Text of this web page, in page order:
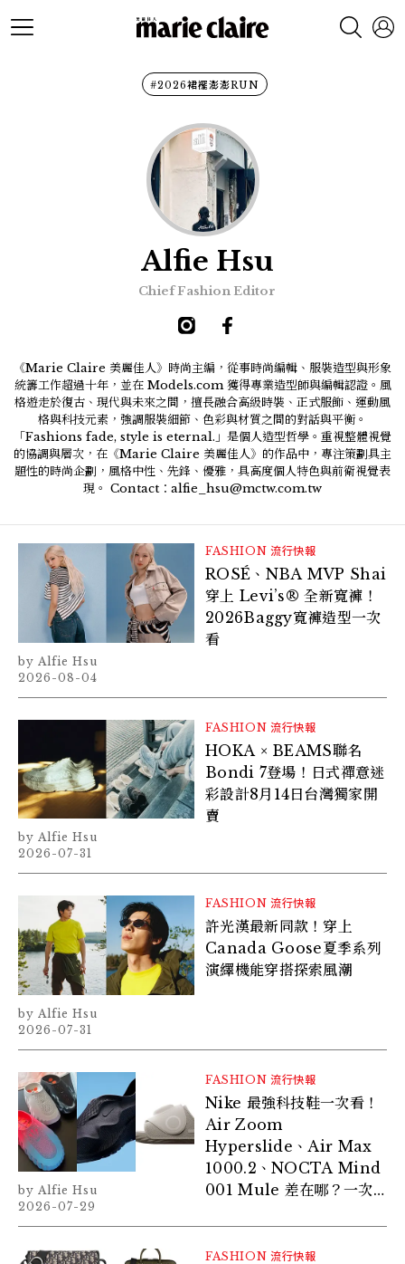
#2026裙襬澎澎RUN
Alfie Hsu
Chief Fashion Editor
《Marie Claire 美麗佳人》時尚主編，從事時尚編輯、服裝造型與形象
統籌工作超過十年，並在 Models.com 獲得專業造型師與編輯認證。風
格遊走於復古、現代與未來之間，擅長融合高級時裝、正式服飾、運動風
格與科技元素，強調服裝細節、色彩與材質之間的對話與平衡。
「Fashions fade, style is eternal.」是個人造型哲學。重視整體視覺
的協調與層次，在《Marie Claire 美麗佳人》的作品中，專注策劃具主
題性的時尚企劃，風格中性、先鋒、優雅，具高度個人特色與前衛視覺表
現。 Contact：alfie_hsu@mctw.com.tw
FASHION 流行快報
ROSÉ、NBA MVP Shai
穿上 Levi’s® 全新寬褲！
2026Baggy寬褲造型一次
看
Alfie Hsu
2026-08-04
FASHION 流行快報
HOKA × BEAMS聯名
Bondi 7登場！日式禪意迷
彩設計8月14日台灣獨家開
賣
Alfie Hsu
2026-07-31
FASHION 流行快報
許光漢最新同款！穿上
Canada Goose夏季系列
演繹機能穿搭探索風潮
Alfie Hsu
2026-07-31
FASHION 流行快報
Nike 最強科技鞋一次看！
Air Zoom
Hyperslide、Air Max
1000.2、NOCTA Mind
001 Mule 差在哪？一次
Alfie Hsu
2026-07-29
FASHION 流行快報